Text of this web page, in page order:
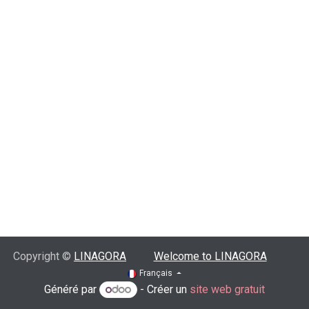
Copyright © LINAGORA Welcome to LINAGORA
Français
Généré par - Créer un site web gratuit